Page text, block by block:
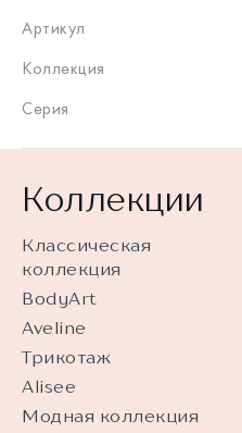
Артикул
Коллекция
Серия
Коллекции
Классическая
коллекция
BodyArt
Aveline
Трикотаж
Alisee
Модная коллекция